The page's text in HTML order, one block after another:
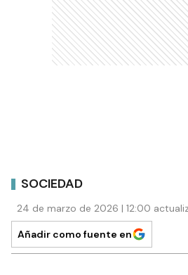
SOCIEDAD
24 de marzo de 2026 | 12:00
Añadir como fuente en